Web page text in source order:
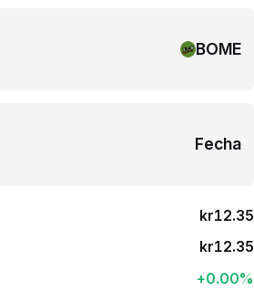
BOME
Fecha
kr12.35
kr12.35
+0.00%